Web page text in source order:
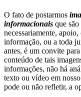
O fato de postarmos
informacionais que
necessariamente,
informação, ou a toda
antes, é um convite
conteúdo de tais
informações, não há
texto ou vídeo em
pode ou não refletir, a